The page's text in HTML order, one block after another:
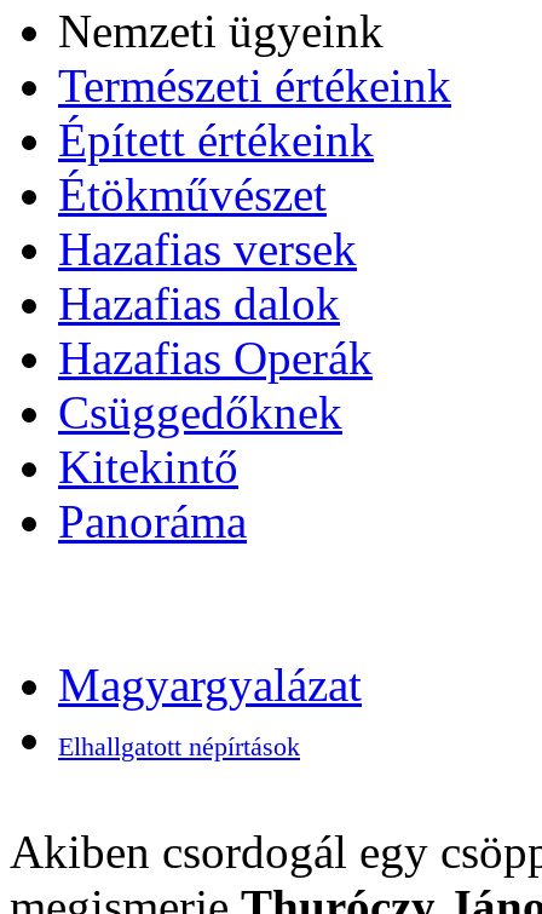
Nemzeti ügyeink
Természeti értékeink
Épített értékeink
Étökművészet
Hazafias versek
Hazafias dalok
Hazafias Operák
Csüggedőknek
Kitekintő
Panoráma
Magyargyalázat
Elhallgatott népírtások
Akiben csordogál egy